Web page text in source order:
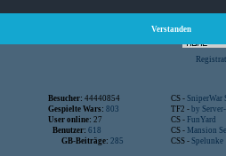
Verstanden
Besucher: 44440854 CS - SniperWar
Gespielte Wars: 803 TF2 - by
User online: 27 CS - FunYard
Benutzer: 618 CS - Mansion
GB-Beiträge: 285 CSS - Spelunke